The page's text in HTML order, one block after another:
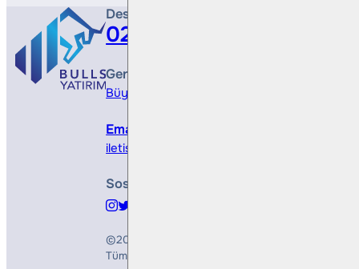
Destek Hattı
0212 410 0500
Genel Müdürlük
Büyükdere Cad. No 173, 1. Levent Plaza, B
Email
iletisim@bullsyatirim.com
Sosyal Medya
©2026
Tüm Hakları Saklıdır